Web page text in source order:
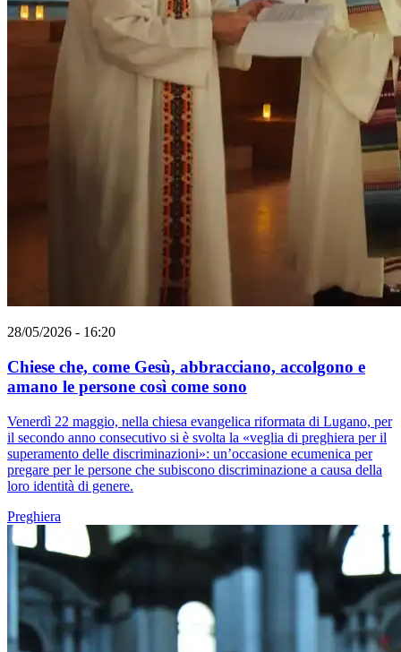
28/05/2026 - 16:20
Chiese che, come Gesù, abbracciano, accolgono e
amano le persone così come sono
Venerdì 22 maggio, nella chiesa evangelica riformata di Lugano, per
il secondo anno consecutivo si è svolta la «veglia di preghiera per il
superamento delle discriminazioni»: un’occasione ecumenica per
pregare per le persone che subiscono discriminazione a causa della
loro identità di genere.
Preghiera